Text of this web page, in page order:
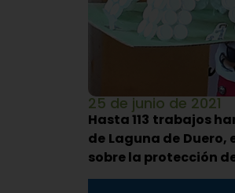
25 de junio de 2021
Hasta 113 trabajos
de Laguna de
sobre la protección